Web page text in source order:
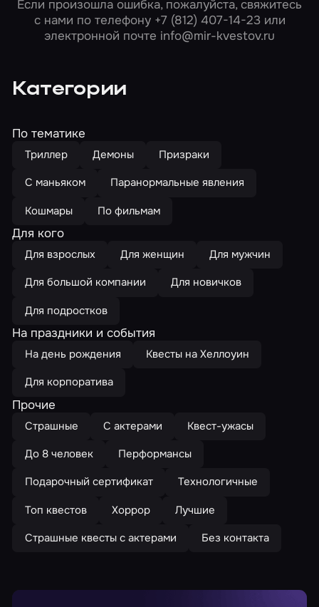
Если произошла ошибка, пожалуйста, свяжитесь
с нами по телефону +7 (812) 407-14-23или
электронной почте info@mir-kvestov.ru
Категории
По тематике
Триллер Демоны
Призраки
С маньяком
Паранормальные явления
Кошмары
По фильмам
Для кого
Для взрослых Для женщин
Для мужчин
Для большой компании
Для новичков
Для подростков
На праздники и события
На день рождения
Квесты на Хеллоуин
Для корпоратива
Прочие
Страшные С актерами
Квест-ужасы
До 8 человек
Перформансы
Подарочный сертификат
Технологичные
Топ квестов
Хоррор
Лучшие
Страшные квесты с актерами
Без контакта